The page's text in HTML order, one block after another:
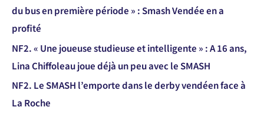
du bus en première période » : Smash Vendée en a
profité
NF2. « Une joueuse studieuse et intelligente » : A 16 ans,
Lina Chiffoleau joue déjà un peu avec le SMASH
NF2. Le SMASH l’emporte dans le derby vendéen face à
La Roche